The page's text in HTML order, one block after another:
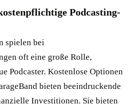
Podcasting-
spielen bei
oft eine große Rolle,
Podcaster. Kostenlose Optionen
bieten beeindruckende
Investitionen. Sie bieten